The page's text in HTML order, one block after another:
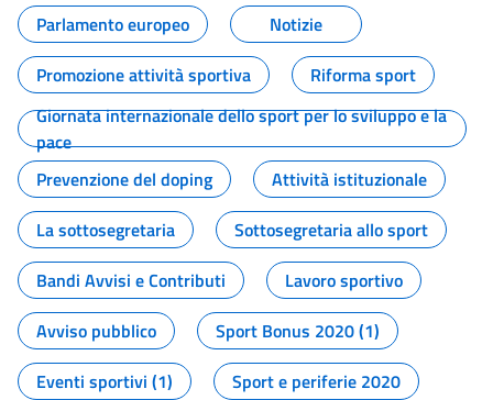
Parlamento europeo
Notizie
Promozione attività sportiva
Riforma sport
Giornata internazionale dello sport per lo sviluppo e la
pace
Prevenzione del doping
Attività istituzionale
La sottosegretaria
Sottosegretaria allo sport
Bandi Avvisi e Contributi
Lavoro sportivo
Avviso pubblico
Sport Bonus 2020 (1)
Eventi sportivi (1)
Sport e periferie 2020